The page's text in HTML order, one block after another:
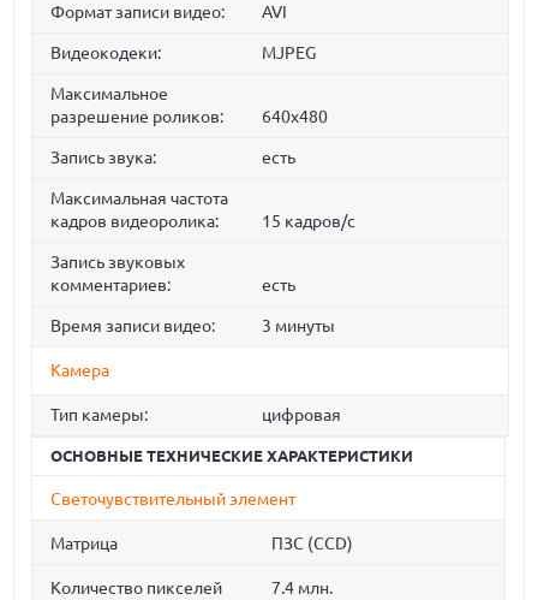
Формат записи видео: AVI
Видеокодеки: MJPEG
Максимальное
разрешение роликов:
640x480
Запись звука: есть
Максимальная частота
кадров видеоролика:
15 кадров/с
Запись звуковых
комментариев:
есть
Время записи видео: 3 минуты
Камера
Тип камеры: цифровая
ОСНОВНЫЕ ТЕХНИЧЕСКИЕ ХАРАКТЕРИСТИКИ
Светочувствительный элемент
Матрица ПЗС (CCD)
Количество пикселей 7.4 млн.